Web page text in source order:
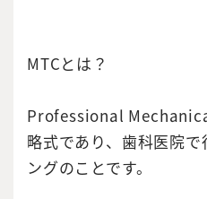
MTCとは？
Professional
略式であり、歯科医院
ングのことです。